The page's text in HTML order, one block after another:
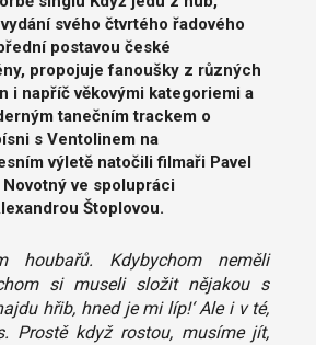
svého čtvrtého řadového
postavou české
propojuje fanoušky z různých
i napříč věkovými kategoriemi a
tanečním trackem o
s Ventolinem na
výletě natočili filmaři Pavel
ve spolupráci
Štoplovou.
houbařů. Kdybychom neměli
si museli složit nějakou s
hřib, hned je mi líp!‘ Ale i v té,
Prostě když rostou, musíme jít,